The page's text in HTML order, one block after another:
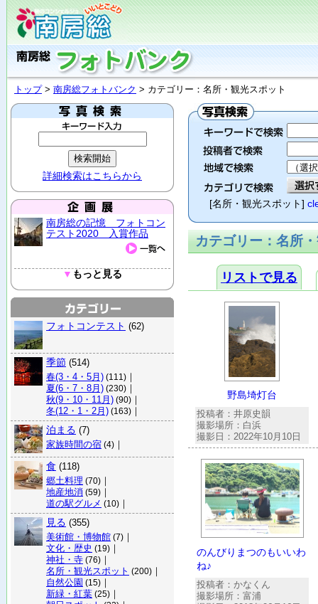
トップ> 南房総フォトバンク > カテゴリー：名所・観光スポット
詳細検索はこちらから
南房総の記憶 フォトコン
テスト2020 入賞作品
▼ もっと見る
フォトコンテスト (62)
季節 (514)
春(3・4・5月) (111) ｜
夏(6・7・8月) (230) ｜
秋(9・10・11月) (90) ｜
冬(12・1・2月) (163) ｜
泊まる (7)
家族時間の宿 (4) ｜
食 (118)
郷土料理 (70) ｜
地産地消 (59) ｜
道の駅グルメ (10) ｜
見る (355)
美術館・博物館 (7) ｜
文化・歴史 (19) ｜
神社・寺 (76) ｜
名所・観光スポット (200) ｜
自然公園 (15) ｜
新緑・紅葉 (25) ｜
[名所・観光スポット]
カテゴリー：名所
リストで見る
野島埼灯台
投稿者：井原史韻
撮影場所：白浜
撮影日：2022年10月10日
のんびりまつのもいいわ
ね♪
投稿者：かなくん
撮影場所：富浦